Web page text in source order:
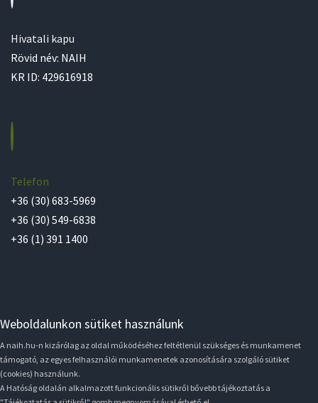
Hivatali kapu
Rövid név: NAIH
KR ID: 429616918
Telefon
+36 (30) 683-5969
+36 (30) 549-6838
+36 (1) 391 1400
Weboldalunkon sütiket használunk
A naih.hu-n kizárólag az oldal működéséhez feltétlenül szükséges és munkamenet
támogató, az egyes felhasználói munkamenetek azonosítására szolgáló sütiket
(cookies) használunk.
A Hatóság oldalán alkalmazott funkcionális sütikről bővebb tájékoztatás a